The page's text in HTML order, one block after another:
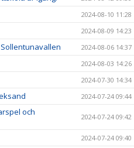
2024-08-10 11:28
2024-08-09 14:23
Sollentunavallen 2024-08-06 14:37
2024-08-03 14:26
2024-07-30 14:34
2024-07-24 09:44
och
2024-07-24 09:42
2024-07-24 09:40